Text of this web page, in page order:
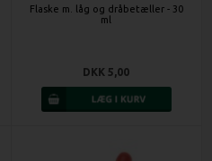
Flaske m. låg og dråbetæller - 30
ml
DKK 5,00